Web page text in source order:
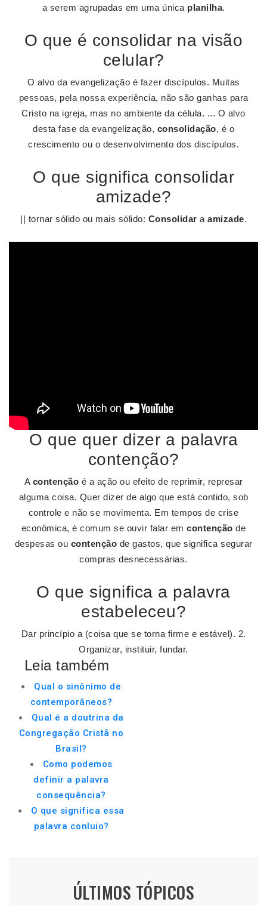
a serem agrupadas em uma única planilha.
O que é consolidar na visão
celular?
O alvo da evangelização é fazer discípulos. Muitas
pessoas, pela nossa experiência, não são ganhas para
Cristo na igreja, mas no ambiente da célula. ... O alvo
desta fase da evangelização, consolidação, é o
crescimento ou o desenvolvimento dos discípulos.
O que significa consolidar
amizade?
|| tornar sólido ou mais sólido: Consolidar a amizade.
O que quer dizer a palavra
contenção?
A contenção é a ação ou efeito de reprimir, represar
alguma coisa. Quer dizer de algo que está contido, sob
controle e não se movimenta. Em tempos de crise
econômica, é comum se ouvir falar emcontenção de
despesas ou contenção de gastos, que significa segurar
compras desnecessárias.
O que significa a palavra
estabeleceu?
Dar princípio a (coisa que se torna firme e estável). 2.
Organizar, instituir, fundar.
Leia também
Qual o sinônimo de
contemporâneos?
Qual é a doutrina da
Congregação Cristã no
Brasil?
Como podemos
definir a palavra
consequência?
O que significa essa
palavra conluio?
ÚLTIMOS TÓPICOS